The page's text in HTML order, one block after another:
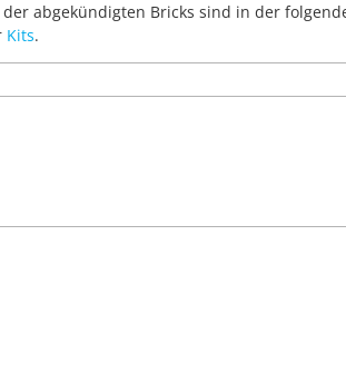
der abgekündigten Bricks sind in der
Kits.